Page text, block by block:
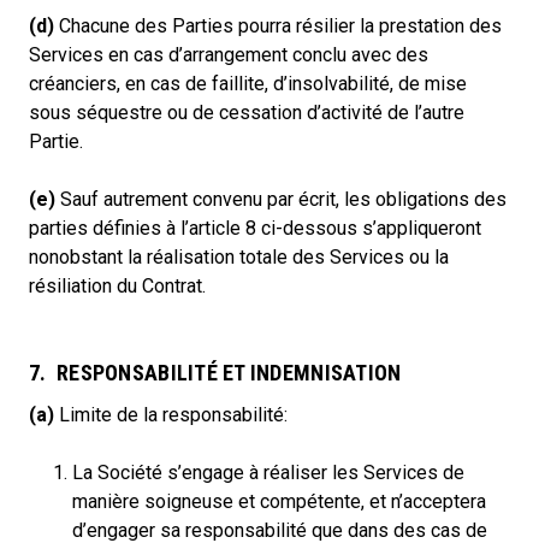
(d) Chacune des Parties pourra résilier la prestation des
Services en cas d’arrangement conclu avec des
créanciers, en cas de faillite, d’insolvabilité, de mise
sous séquestre ou de cessation d’activité de l’autre
Partie.
(e) Sauf autrement convenu par écrit, les obligations des
parties définies à l’article 8 ci-dessous s’appliqueront
nonobstant la réalisation totale des Services ou la
résiliation du Contrat.
7. RESPONSABILITÉ ET INDEMNISATION
(a) Limite de la responsabilité:
La Société s’engage à réaliser les Services de
manière soigneuse et compétente, et n’acceptera
d’engager sa responsabilité que dans des cas de